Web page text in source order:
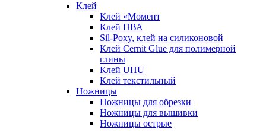
Клей
Клей «Момент
Клей ПВА
Sil-Poxy, клей на силиконовой
Клей Cernit Glue для полимерной
глины
Клей UHU
Клей текстильный
Ножницы
Ножницы для обрезки
Ножницы для вышивки
Ножницы острые